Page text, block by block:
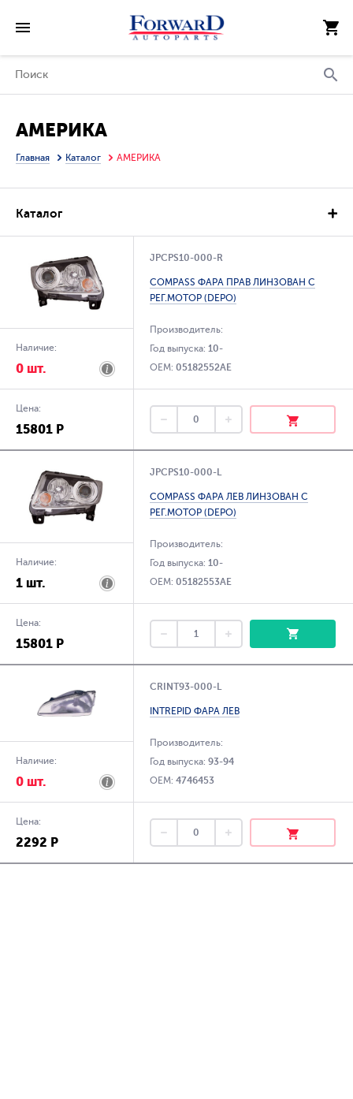
АМЕРИКА
Главная Каталог АМЕРИКА
Каталог
Наличие:
0 шт.
JPCPS10-000-R
COMPASS ФАРА ПРАВ ЛИНЗОВАН С
РЕГ.МОТОР (DEPO)
Производитель:
Год выпуска:10-
OEM:05182552AE
Цена:
15801 Р
Наличие:
1 шт.
JPCPS10-000-L
COMPASS ФАРА ЛЕВ ЛИНЗОВАН С
РЕГ.МОТОР (DEPO)
Производитель:
Год выпуска:10-
OEM:05182553AE
Цена:
15801 Р
Наличие:
0 шт.
CRINT93-000-L
INTREPID ФАРА ЛЕВ
Производитель:
Год выпуска:93-94
OEM:4746453
Цена:
2292 Р